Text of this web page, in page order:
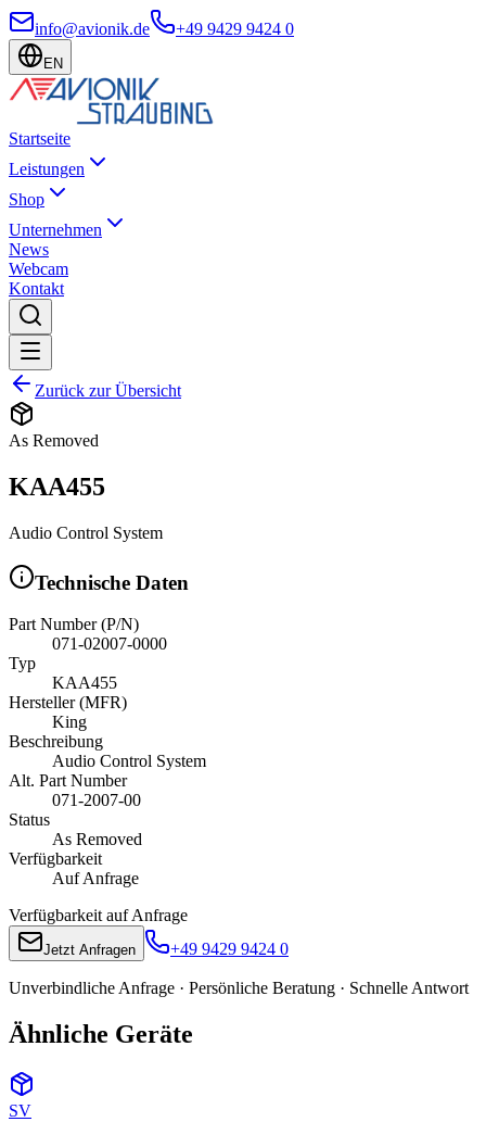
info@avionik.de +49 9429 9424 0
EN
Startseite
Leistungen
Shop
Unternehmen
News
Webcam
Kontakt
Zurück zur Übersicht
As Removed
KAA455
Audio Control System
Technische Daten
Part Number (P/N)
071-02007-0000
Typ
KAA455
Hersteller (MFR)
King
Beschreibung
Audio Control System
Alt. Part Number
071-2007-00
Status
As Removed
Verfügbarkeit
Auf Anfrage
Verfügbarkeit auf Anfrage
Jetzt Anfragen +49 9429 9424 0
Unverbindliche Anfrage · Persönliche Beratung · Schnelle Antwort
Ähnliche Geräte
SV